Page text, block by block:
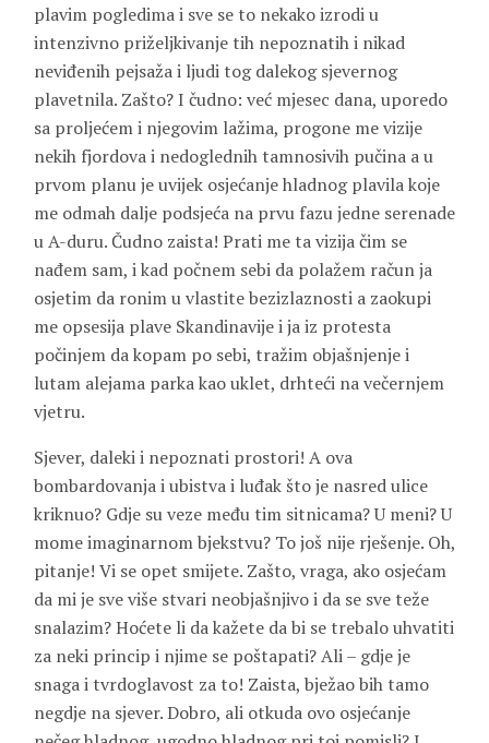
plavim pogledima i sve se to nekako izrodi u
intenzivno priželjkivanje tih nepoznatih i nikad
neviđenih pejsaža i ljudi tog dalekog sjevernog
plavetnila. Zašto? I čudno: već mjesec dana, uporedo
sa proljećem i njegovim lažima, progone me vizije
nekih fjordova i nedoglednih tamnosivih pučina a u
prvom planu je uvijek osjećanje hladnog plavila koje
me odmah dalje podsjeća na prvu fazu jedne serenade
u A-duru. Čudno zaista! Prati me ta vizija čim se
nađem sam, i kad počnem sebi da polažem račun ja
osjetim da ronim u vlastite bezizlaznosti a zaokupi
me opsesija plave Skandinavije i ja iz protesta
počinjem da kopam po sebi, tražim objašnjenje i
lutam alejama parka kao uklet, drhteći na večernjem
vjetru.
Sjever, daleki i nepoznati prostori! A ova
bombardovanja i ubistva i luđak što je nasred ulice
kriknuo? Gdje su veze među tim sitnicama? U meni? U
mome imaginarnom bjekstvu? To još nije rješenje. Oh,
pitanje! Vi se opet smijete. Zašto, vraga, ako osjećam
da mi je sve više stvari neobjašnjivo i da se sve teže
snalazim? Hoćete li da kažete da bi se trebalo uhvatiti
za neki princip i njime se poštapati? Ali – gdje je
snaga i tvrdoglavost za to! Zaista, bježao bih tamo
negdje na sjever. Dobro, ali otkuda ovo osjećanje